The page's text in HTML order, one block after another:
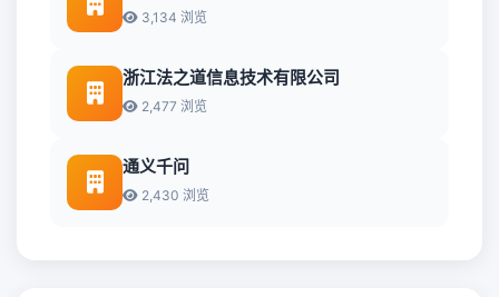
3,134 浏览
浙江法之道信息技术有限公司
2,477 浏览
通义千问
2,430 浏览